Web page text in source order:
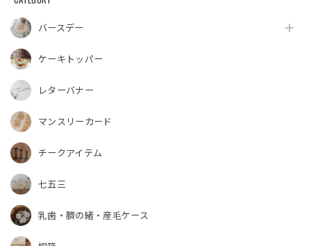
バースデー
ケーキトッパー
レターバナー
マンスリーカード
チークアイテム
七五三
乳歯・臍の緒・産毛ケース